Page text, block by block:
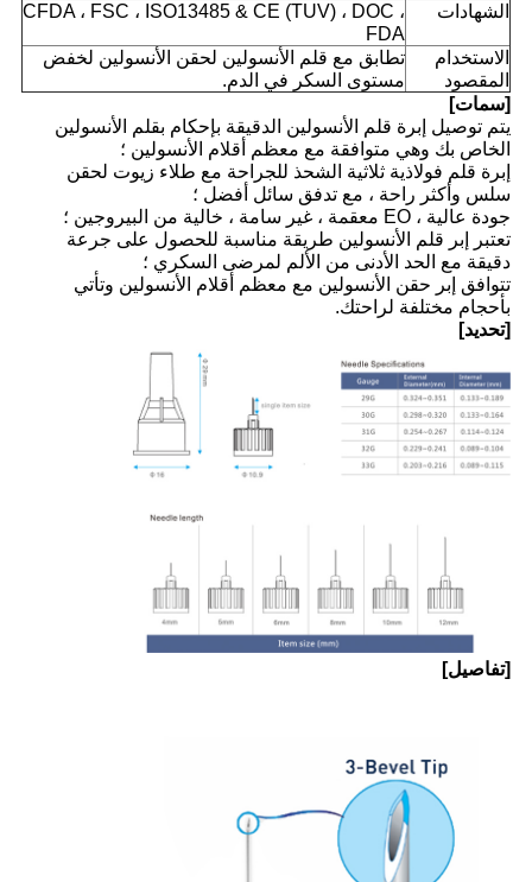
الشهادات
CFDA ، FSC ، ISO13485 & CE (TUV) ، DOC ،
FDA
الاستخدام
المقصود
تطابق مع قلم الأنسولين لحقن الأنسولين لخفض
مستوى السكر في الدم.
[سمات]
يتم توصيل إبرة قلم الأنسولين الدقيقة بإحكام بقلم الأنسولين
الخاص بك وهي متوافقة مع معظم أقلام الأنسولين ؛
إبرة قلم فولاذية ثلاثية الشحذ للجراحة مع طلاء زيوت لحقن
سلس وأكثر راحة ، مع تدفق سائل أفضل ؛
جودة عالية ، EO معقمة ، غير سامة ، خالية من البيروجين ؛
تعتبر إبر قلم الأنسولين طريقة مناسبة للحصول على جرعة
دقيقة مع الحد الأدنى من الألم لمرضى السكري ؛
تتوافق إبر حقن الأنسولين مع معظم أقلام الأنسولين وتأتي
بأحجام مختلفة لراحتك.
[تحديد]
[تفاصيل]